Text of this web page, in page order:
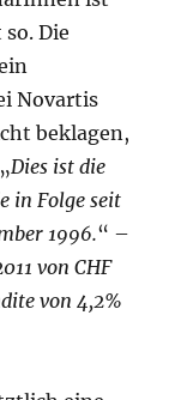
Die
Novartis
beklagen,
Dies ist die
in Folge seit
1996.“ –
von CHF
von 4,2%